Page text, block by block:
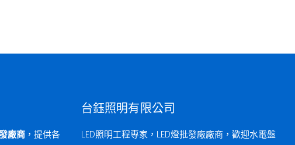
廠商 ，提供各
台鈺照明有限公司
LED照明工程專家，LED燈批發廠廠商，歡迎水電盤